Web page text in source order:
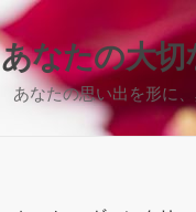
あなたの大切
あなたの思い出を形に